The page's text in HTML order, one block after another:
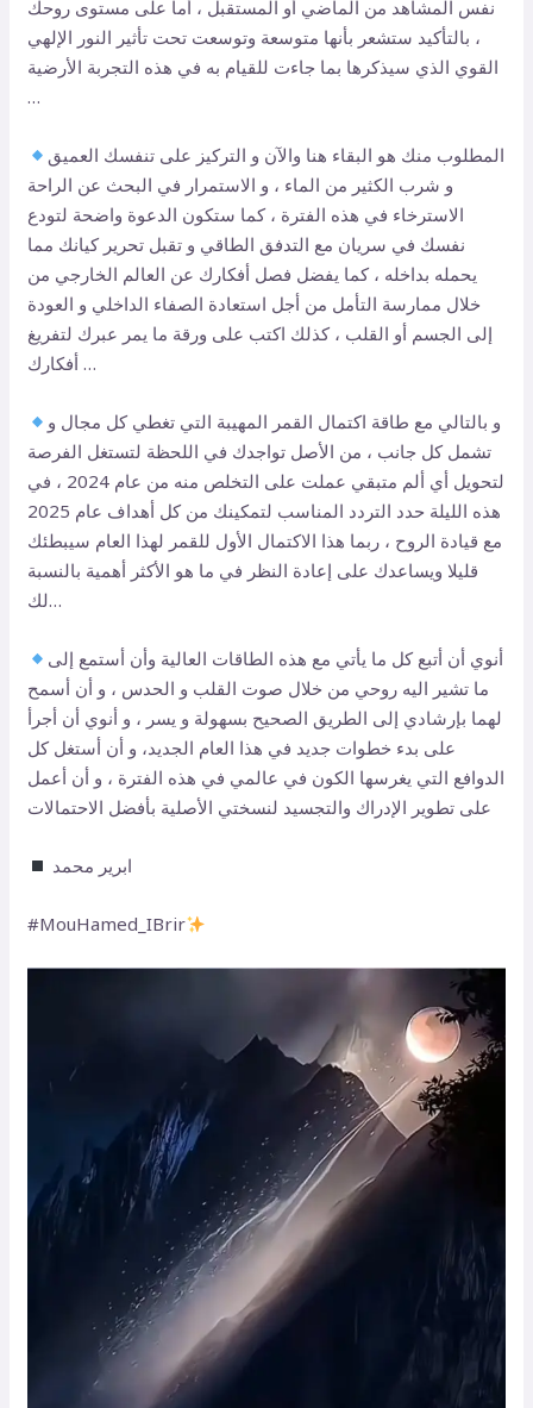
نفس المشاهد من الماضي أو المستقبل ، أما على مستوى روحك
، بالتأكيد ستشعر بأنها متوسعة وتوسعت تحت تأثير النور الإلهي
القوي الذي سيذكرها بما جاءت للقيام به في هذه التجربة الأرضية
…
المطلوب منك هو البقاء هنا والآن و التركيز على تنفسك العميق
و شرب الكثير من الماء ، و الاستمرار في البحث عن الراحة
الاسترخاء في هذه الفترة ، كما ستكون الدعوة واضحة لتودع
نفسك في سريان مع التدفق الطاقي و تقبل تحرير كيانك مما
يحمله بداخله ، كما يفضل فصل أفكارك عن العالم الخارجي من
خلال ممارسة التأمل من أجل استعادة الصفاء الداخلي و العودة
إلى الجسم أو القلب ، كذلك اكتب على ورقة ما يمر عبرك لتفريغ
أفكارك …
و بالتالي مع طاقة اكتمال القمر المهيبة التي تغطي كل مجال و
تشمل كل جانب ، من الأصل تواجدك في اللحظة لتستغل الفرصة
لتحويل أي ألم متبقي عملت على التخلص منه من عام 2024 ، في
هذه الليلة حدد التردد المناسب لتمكينك من كل أهداف عام 2025
مع قيادة الروح ، ربما هذا الاكتمال الأول للقمر لهذا العام سيبطئك
قليلا ويساعدك على إعادة النظر في ما هو الأكثر أهمية بالنسبة
لك…
أنوي أن أتبع كل ما يأتي مع هذه الطاقات العالية وأن أستمع إلى
ما تشير اليه روحي من خلال صوت القلب و الحدس ، و أن أسمح
لهما بإرشادي إلى الطريق الصحيح بسهولة و يسر ، و أنوي أن أجرأ
على بدء خطوات جديد في هذا العام الجديد، و أن أستغل كل
الدوافع التي يغرسها الكون في عالمي في هذه الفترة ، و أن أعمل
على تطوير الإدراك والتجسيد لنسختي الأصلية بأفضل الاحتمالات
ابرير محمد
‏#MouHamed_IBrir